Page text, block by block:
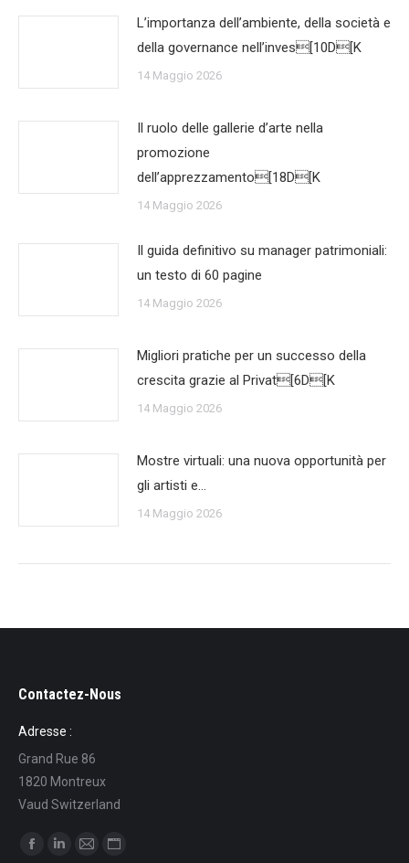
L’importanza dell’ambiente, della società e
della governance nell’inves[10D[K
14 Maggio 2026
Il ruolo delle gallerie d’arte nella
promozione
dell’apprezzamento[18D[K
14 Maggio 2026
Il guida definitivo su manager patrimoniali:
un testo di 60 pagine
14 Maggio 2026
Migliori pratiche per un successo della
crescita grazie al Privat[6D[K
14 Maggio 2026
Mostre virtuali: una nuova opportunità per
gli artisti e…
14 Maggio 2026
Contactez-Nous
Adresse :
Grand Rue 86
1820 Montreux
Vaud Switzerland
Ci puoi trovare su: